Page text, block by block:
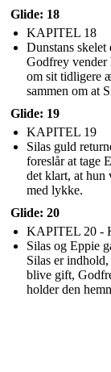
Glide: 18
KAPITEL 18
Dunstans skelet
Godfrey
om sit tidligere
sammen om at
Glide: 19
KAPITEL 19
Silas guld
foreslår at tage
det klart, at hun
med lykke.
Glide: 20
KAPITEL 20 -
Silas og Eppie
Silas er
blive gift,
holder den